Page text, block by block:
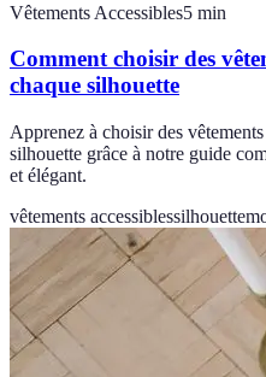
Vêtements Accessibles5 min
Comment choisir des
chaque silhouette
Apprenez à choisir des
silhouette grâce à notre guide
et élégant.
vêtements accessiblessilhouette